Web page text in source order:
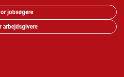
jobsøgere
arbejdsgivere